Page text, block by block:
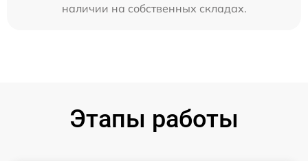
наличии на собственных складах.
Этапы работы